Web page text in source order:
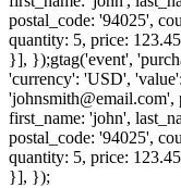
postal_code: '94025',
quantity: 5, price:
}], });gtag('event',
'currency': 'USD',
'johnsmith@email.com',
first_name: 'john',
postal_code: '94025',
quantity: 5, price:
}], });